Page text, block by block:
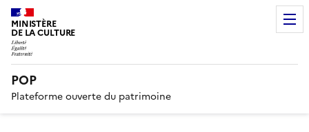
MINISTÈRE
DE LA CULTURE
POP
Plateforme ouverte du patrimoine